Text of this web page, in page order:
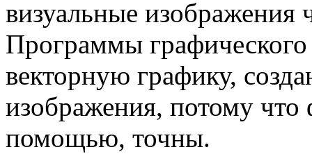
визуальные изображения
Программы
векторную графику,
изображения, потому
помощью, точны.